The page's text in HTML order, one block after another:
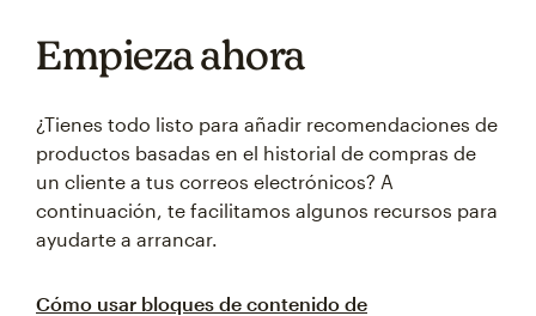
Empieza ahora
¿Tienes todo listo para añadir recomendaciones de
productos basadas en el historial de compras de
un cliente a tus correos electrónicos? A
continuación, te facilitamos algunos recursos para
ayudarte a arrancar.
Cómo usar bloques de contenido de